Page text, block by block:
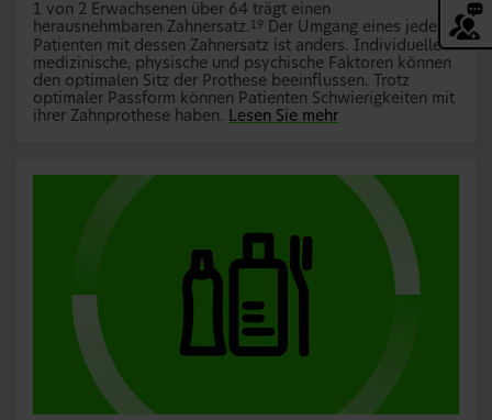
1 von 2 Erwachsenen über 64 trägt einen
herausnehmbaren Zahnersatz. 19
Der Umgang eines jeden
Patienten mit dessen Zahnersatz ist anders. Individuelle
medizinische, physische und psychische Faktoren können
den optimalen Sitz der Prothese beeinflussen. Trotz
optimaler Passform können Patienten Schwierigkeiten mit
ihrer Zahnprothese haben.
Lesen Sie mehr